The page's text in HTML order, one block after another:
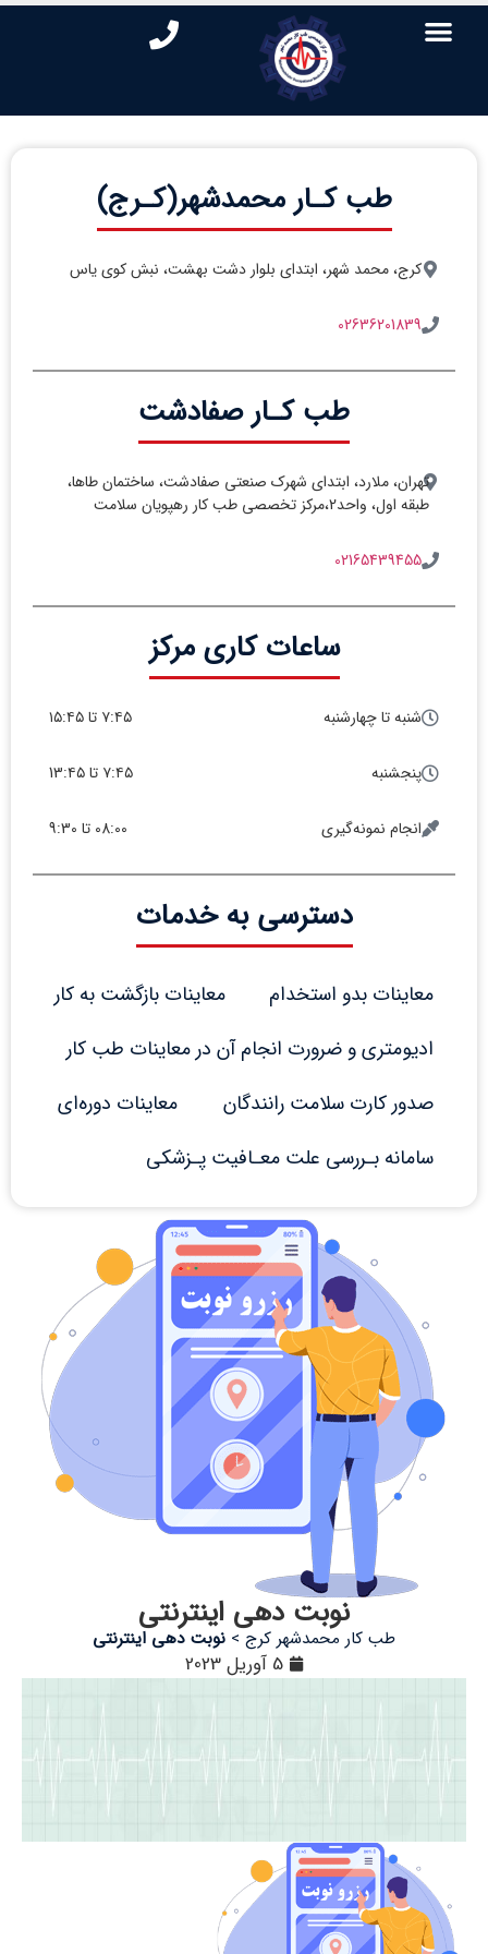
طب کـار محمدشهر(کـرج)
کرج، محمد شهر، ابتدای بلوار دشت بهشت، نبش کوی یاس
02636201839
طب کـار صفادشت
تهران، ملارد، ابتدای شهرک صنعتی صفادشت، ساختمان طاها،
طبقه اول، واحد2،مرکز تخصصی طب کار رهپویان سلامت
02165439455
ساعات کاری مرکز
شنبه تا چهارشنبه ۷:۴۵ تا ۱۵:۴۵
پنجشنبه ۷:۴۵ تا 13:۴۵
انجام نمونه‌گیری 08:00 تا 9:30
دسترسی به خدمات
معاینات بدو استخدام
معاینات بازگشت به کار
ادیومتری و ضرورت انجام آن در معاینات طب کار
صدور کارت سلامت رانندگان
معاینات دوره‌ای
سامانه بـررسی علت معـافیت پـزشکی
نوبت دهی اینترنتی
طب کار محمدشهر کرج > نوبت دهی اینترنتی
5 آوریل 2023